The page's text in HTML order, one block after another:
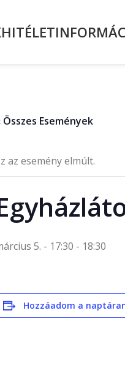
HITÉLET
Összes Események
az esemény elmúlt.
5. - 17:30 - 18:30
Hozzáadom a